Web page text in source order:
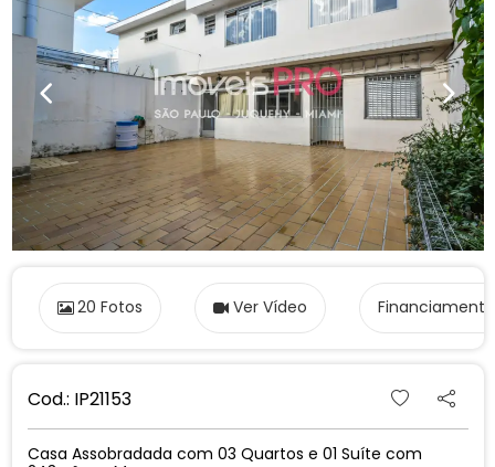
Previous Next
20 Fotos Ver Vídeo Financiamento
Cod.: IP21153
Casa Assobradada com 03 Quartos e 01 Suíte com